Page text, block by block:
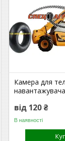
Камера для
навантажувача
від 120 ₴
В наявності